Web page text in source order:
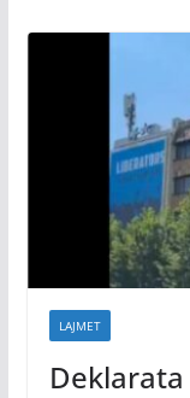
LAJMET